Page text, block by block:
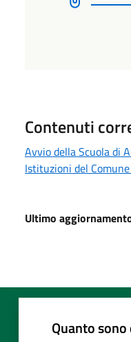
Contenuti
Avvio della Scuola di
Istituzioni del
Ultimo
Quanto